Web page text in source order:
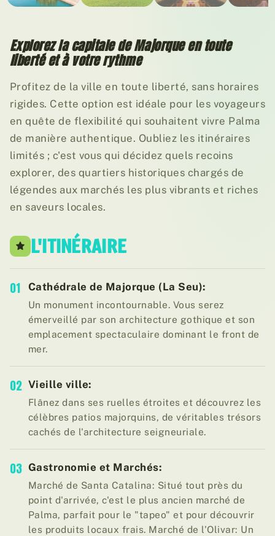
Explorez la capitale de Majorque en toute
liberté et à votre rythme
Profitez de la ville en toute liberté, sans horaires
rigides. Cette option est idéale pour les voyageurs
en quête de flexibilité qui souhaitent vivre Palma
de manière authentique. Oubliez les itinéraires
limités ; c'est vous qui décidez quels recoins
explorer, des quartiers historiques chargés de
légendes aux marchés les plus vibrants et riches
en saveurs locales.
L'ITINÉRAIRE
01 Cathédrale de Majorque (La Seu):
Un monument incontournable. Vous serez
émerveillé par son architecture gothique et son
emplacement spectaculaire dominant le front de
mer.
02 Vieille ville:
Flânez dans ses ruelles étroites et découvrez les
célèbres patios majorquins, de véritables trésors
cachés de l'architecture seigneuriale.
03 Gastronomie et Marchés:
Marché de Santa Catalina: Situé tout près du
point d'arrivée, c'est le plus ancien marché de
Palma, parfait pour le "tapeo" et pour découvrir
les produits locaux frais. Marché de l'Olivar: Un